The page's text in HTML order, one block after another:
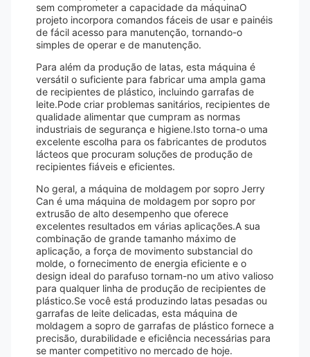
sem comprometer a capacidade da máquinaO
projeto incorpora comandos fáceis de usar e painéis
de fácil acesso para manutenção, tornando-o
simples de operar e de manutenção.
Para além da produção de latas, esta máquina é
versátil o suficiente para fabricar uma ampla gama
de recipientes de plástico, incluindo garrafas de
leite.Pode criar problemas sanitários, recipientes de
qualidade alimentar que cumpram as normas
industriais de segurança e higiene.Isto torna-o uma
excelente escolha para os fabricantes de produtos
lácteos que procuram soluções de produção de
recipientes fiáveis e eficientes.
No geral, a máquina de moldagem por sopro Jerry
Can é uma máquina de moldagem por sopro por
extrusão de alto desempenho que oferece
excelentes resultados em várias aplicações.A sua
combinação de grande tamanho máximo de
aplicação, a força de movimento substancial do
molde, o fornecimento de energia eficiente e o
design ideal do parafuso tornam-no um ativo valioso
para qualquer linha de produção de recipientes de
plástico.Se você está produzindo latas pesadas ou
garrafas de leite delicadas, esta máquina de
moldagem a sopro de garrafas de plástico fornece a
precisão, durabilidade e eficiência necessárias para
se manter competitivo no mercado de hoje.